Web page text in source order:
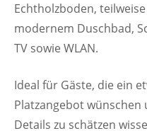
Echtholzboden,
modernem Duschbad,
TV sowie WLAN.
Ideal für Gäste, die ein
Platzangebot
Details zu schätzen